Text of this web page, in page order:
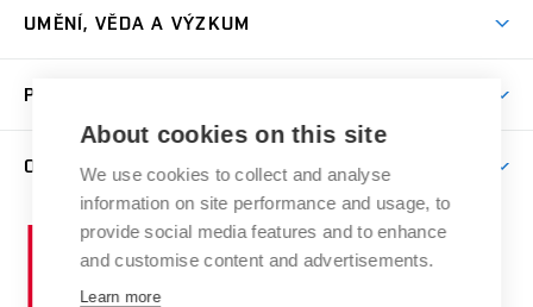
Přijímačky
Dny otevřených dveří
Přípravné kurzy
Studium bez bariér
Katedra teorií a dějin umění
Kabinety a dílny
Kontakt
Časový plán studia
Studijní předpisy a formuláře
Studium a stáže v zahraničí
Rezidenční pobyty
Odborná praxe
Stipendia
UMĚNÍ, VĚDA A VÝZKUM
Publikační činnost
Projekty
Výstavy
PRO VEŘEJNOST
Letní školy a semestrální kurzy
Nakladatelská a vydavatelská činnost
Research Catalogue
O FAKULTĚ
Aktuality
Informační tabule
Organizační struktura
Vysoké
učení
About cookies on this site
We use cookies to collect and analyse
information on site performance and usage, to
provide social media features and to enhance
and customise content and advertisements.
Learn more